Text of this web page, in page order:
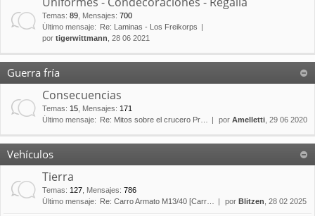
Temas: 89 Mensajes: 700
Último mensaje:
Re: Laminas - Los Freikorps
por tigerwittmann , 28 06 2021
Guerra fría
Consecuencias
Temas: 15 Mensajes: 171
Último mensaje:
Re: Mitos sobre el crucero Pr… por Amelletti , 29 06 2020
Vehículos
Tierra
Temas: 127 Mensajes: 786
Último mensaje:
Re: Carro Armato M13/40 [Carr… por Blitzen , 28 02 2025